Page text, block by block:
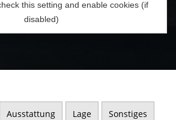
Ausstattung Lage Sonstiges